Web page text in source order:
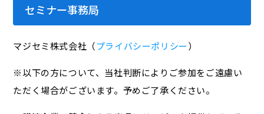
セミナー事務局
マジセミ株式会社（プライバシーポリシー）
※以下の方について、当社判断によりご参加をご遠慮い
ただく場合がございます。予めご了承ください。